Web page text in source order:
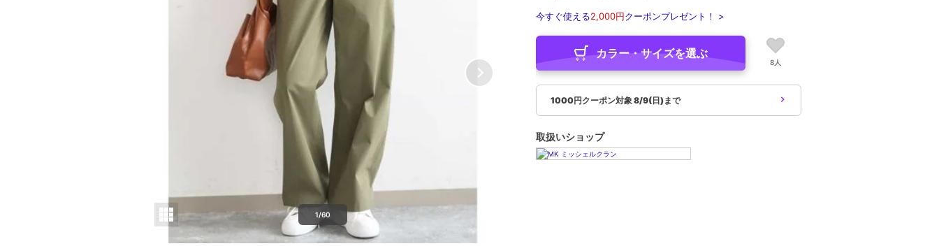
1/60
今すぐ使える2,000円クーポンプレゼント！ >
カラー・サイズを選ぶ
8人
1000円クーポン対象 8/9(日)まで
取扱いショップ